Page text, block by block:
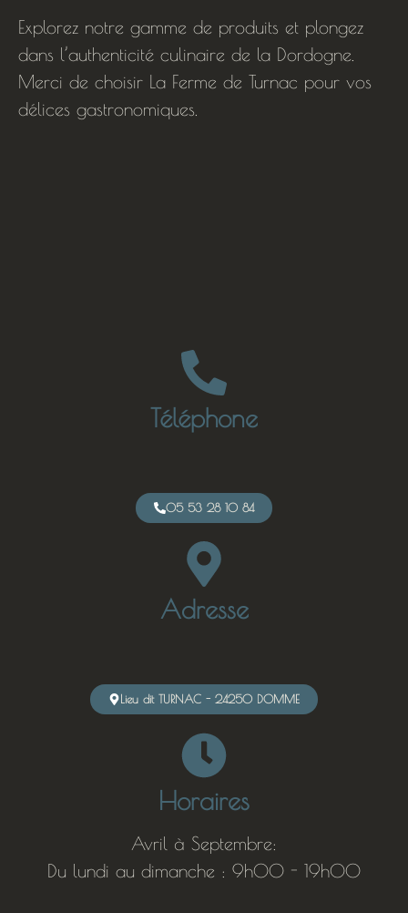
Explorez notre gamme de produits et plongez
dans l’authenticité culinaire de la Dordogne.
Merci de choisir La Ferme de Turnac pour vos
délices gastronomiques.
Téléphone
05 53 28 10 84
Adresse
Lieu dit TURNAC - 24250 DOMME
Horaires
Avril à Septembre:
Du lundi au dimanche : 9h00 - 19h00